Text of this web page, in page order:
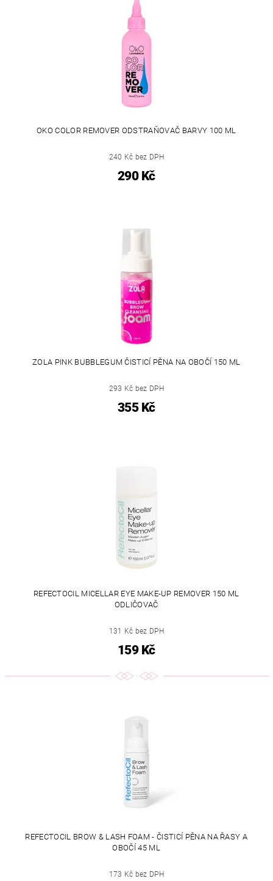
OKO COLOR REMOVER ODSTRAŇOVAČ BARVY 100 ML
240 Kč bez DPH
290 Kč
ZOLA PINK BUBBLEGUM ČISTICÍ PĚNA NA OBOČÍ 150 ML
293 Kč bez DPH
355 Kč
REFECTOCIL MICELLAR EYE MAKE-UP REMOVER 150 ML
ODLIČOVAČ
131 Kč bez DPH
159 Kč
REFECTOCIL BROW & LASH FOAM - ČISTICÍ PĚNA NA ŘASY A
OBOČÍ 45 ML
173 Kč bez DPH